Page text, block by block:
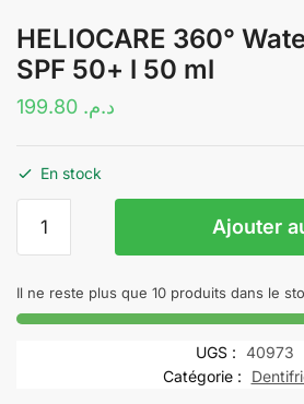
HELIOCARE 360°
SPF 50+ l 50 ml
د.م.
En stock
360°
Water
Ajouter
Il ne reste plus que 10 produits dans le
UGS : 40973
Catégorie :